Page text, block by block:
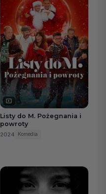
Listy do M. Pożegnania i
powroty
2024 Komedia